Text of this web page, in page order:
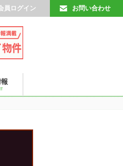
お問い合わせ
員ログイン